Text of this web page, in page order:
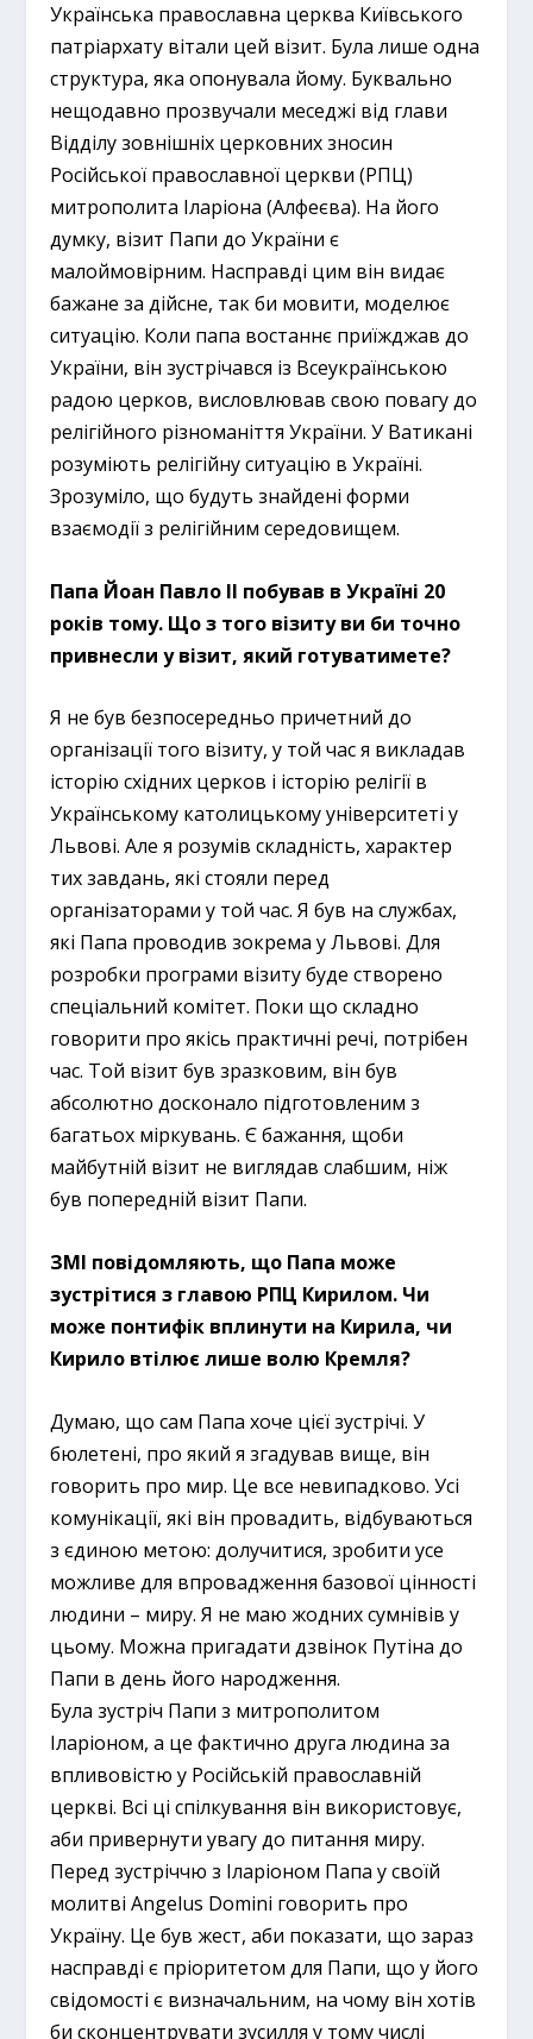
Українська православна церква Київського
патріархату вітали цей візит. Була лише одна
структура, яка опонувала йому. Буквально
нещодавно прозвучали меседжі від глави
Відділу зовнішніх церковних зносин
Російської православної церкви (РПЦ)
митрополита Іларіона (Алфеєва). На його
думку, візит Папи до України є
малоймовірним. Насправді цим він видає
бажане за дійсне, так би мовити, моделює
ситуацію. Коли папа востаннє приїжджав до
України, він зустрічався із Всеукраїнською
радою церков, висловлював свою повагу до
релігійного різноманіття України. У Ватикані
розуміють релігійну ситуацію в Україні.
Зрозуміло, що будуть знайдені форми
взаємодії з релігійним середовищем.
Папа Йоан Павло II побував в Україні 20
років тому. Що з того візиту ви би точно
привнесли у візит, який готуватимете?
Я не був безпосередньо причетний до
організації того візиту, у той час я викладав
історію східних церков і історію релігії в
Українському католицькому університеті у
Львові. Але я розумів складність, характер
тих завдань, які стояли перед
організаторами у той час. Я був на службах,
які Папа проводив зокрема у Львові. Для
розробки програми візиту буде створено
спеціальний комітет. Поки що складно
говорити про якісь практичні речі, потрібен
час. Той візит був зразковим, він був
абсолютно досконало підготовленим з
багатьох міркувань. Є бажання, щоби
майбутній візит не виглядав слабшим, ніж
був попередній візит Папи.
ЗМІ повідомляють, що Папа може
зустрітися з главою РПЦ Кирилом. Чи
може понтифік вплинути на Кирила, чи
Кирило втілює лише волю Кремля?
Думаю, що сам Папа хоче цієї зустрічі. У
бюлетені, про який я згадував вище, він
говорить про мир. Це все невипадково. Усі
комунікації, які він провадить, відбуваються
з єдиною метою: долучитися, зробити усе
можливе для впровадження базової цінності
людини – миру. Я не маю жодних сумнівів у
цьому. Можна пригадати дзвінок Путіна до
Папи в день його народження.
Була зустріч Папи з митрополитом
Іларіоном, а це фактично друга людина за
впливовістю у Російській православній
церкві. Всі ці спілкування він використовує,
аби привернути увагу до питання миру.
Перед зустріччю з Іларіоном Папа у своїй
молитві Angelus Domini говорить про
Україну. Це був жест, аби показати, що зараз
насправді є пріоритетом для Папи, що у його
свідомості є визначальним, на чому він хотів
би сконцентрувати зусилля у тому числі